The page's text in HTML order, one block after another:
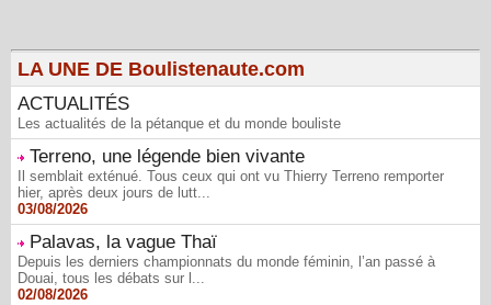
LA UNE DE Boulistenaute.com
ACTUALITÉS
Les actualités de la pétanque et du monde bouliste
Terreno, une légende bien vivante
Il semblait exténué. Tous ceux qui ont vu Thierry Terreno remporter
hier, après deux jours de lutt...
03/08/2026
Palavas, la vague Thaï
Depuis les derniers championnats du monde féminin, l’an passé à
Douai, tous les débats sur l...
02/08/2026